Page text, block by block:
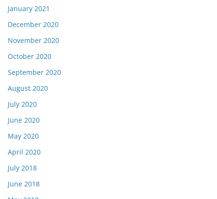
January 2021
December 2020
November 2020
October 2020
September 2020
August 2020
July 2020
June 2020
May 2020
April 2020
July 2018
June 2018